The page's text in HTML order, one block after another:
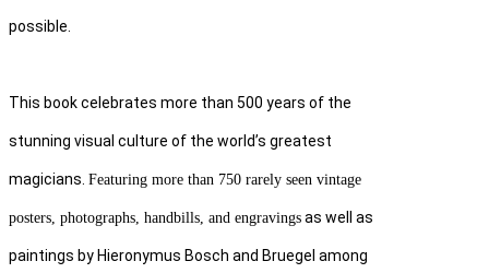
possible.
This book celebrates more than 500 years of the
stunning visual culture of the world’s greatest
magicians. Featuring more than 750 rarely seen vintage
posters, photographs, handbills, and engravings as well as
paintings by Hieronymus Bosch and Bruegel among